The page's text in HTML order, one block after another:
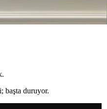
ürünlerin özelliklerini ve
başta duruyor.